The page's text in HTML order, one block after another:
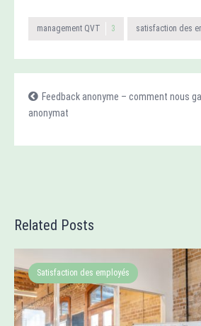
management QVT 3 satisfaction des
Feedback anonyme – comment nous
anonymat
Related Posts
Satisfaction des employés